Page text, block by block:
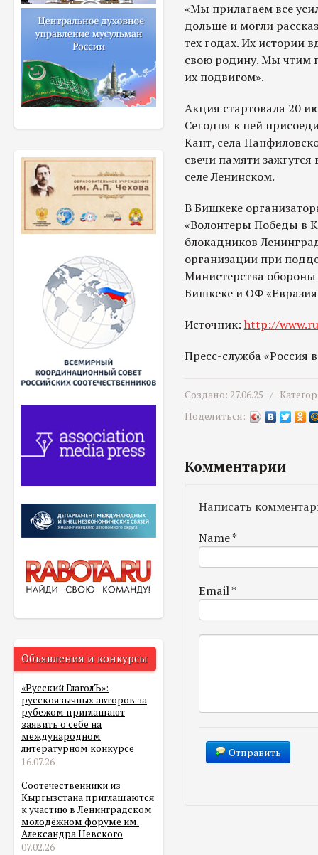
Объявления и конкурсы
«Русский ГлаголЪ»:
русскоязычных авторов за
рубежом приглашают
заявить о себе на
международном
литературном конкурсе
16.07.26
Соотечественники из
Кыргызстана приглашаются
к участию в Ленинградском
молодёжном форуме им.
Александра Невского
07.02.26
«Мы прилагаем все
дольше и могли
тех годах. Их истории
свою родину. Мы чтим
их подвигом».
Акция стартовала 20
Сегодня к ней
Кант, села
свечи памяти
селе Ленинском.
В Бишкеке
«Волонтеры Победы в
блокадников
организации при
Министерства
Бишкеке и ОФ
Источник: http://www.
Пресс-служба «Россия
Создано: 27.06.25 /
Поделиться:
Комментарии
Написать
Name*
Email*
Отправить